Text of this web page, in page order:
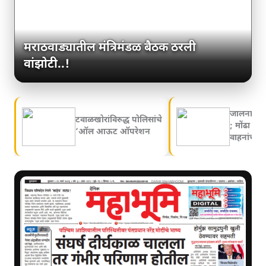
मराठवाड्यातील मंत्रिमंडळ बैठक ठरली
वांझोटी..!
टवाळखोरांविरुद्ध पोलिसांचे
‘ऑल आऊट ऑपरेशन
जालना
; मोंढा
वाहनांच्या